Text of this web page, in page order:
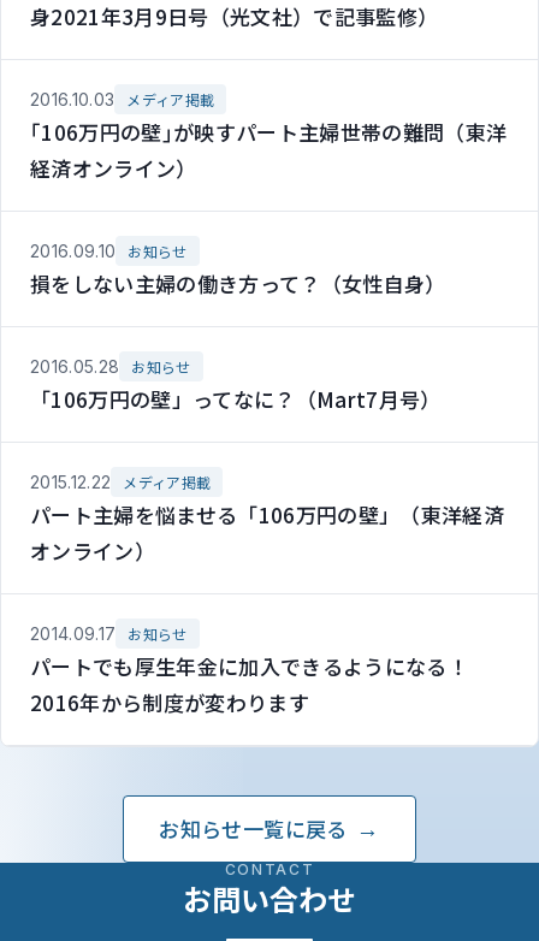
身2021年3月9日号（光文社）で記事監修）
2016.10.03 メディア掲載
｢106万円の壁｣が映すパート主婦世帯の難問（東洋
経済オンライン）
2016.09.10 お知らせ
損をしない主婦の働き方って？（女性自身）
2016.05.28 お知らせ
「106万円の壁」ってなに？（Mart7月号）
2015.12.22 メディア掲載
パート主婦を悩ませる「106万円の壁」（東洋経済
オンライン）
2014.09.17 お知らせ
パートでも厚生年金に加入できるようになる！
2016年から制度が変わります
お知らせ一覧に戻る
CONTACT
お問い合わせ